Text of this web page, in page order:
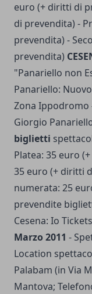
euro (+ diritti di
di prevendita) -
prevendita) -
prevendita)
"Panariello non
Panariello:
Zona Ippodromo
Giorgio
biglietti
Platea: 35 euro
35 euro (+ diritti
numerata: 25
prevendite
Cesena: Io
Marzo 2011 -
Location
Palabam (in Via
Mantova;